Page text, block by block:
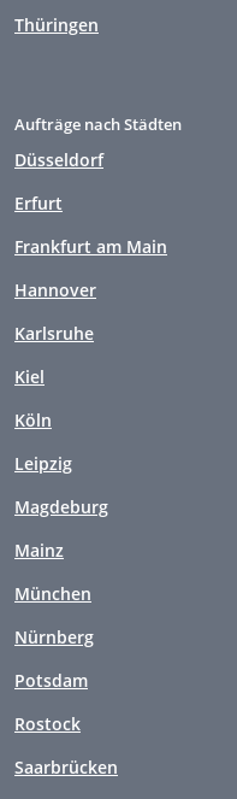
Thüringen
Aufträge nach Städten
Düsseldorf
Erfurt
Frankfurt am Main
Hannover
Karlsruhe
Kiel
Köln
Leipzig
Magdeburg
Mainz
München
Nürnberg
Potsdam
Rostock
Saarbrücken